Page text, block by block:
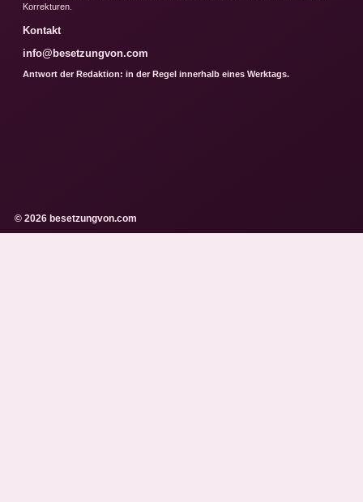
Korrekturen.
Kontakt
info@besetzungvon.com
Antwort der Redaktion: in der Regel innerhalb eines Werktags.
© 2026 besetzungvon.com